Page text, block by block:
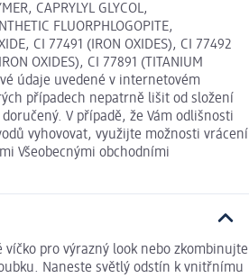
CAPRYLYL GLYCOL,
FLUORPHLOGOPITE,
CI 77491 (IRON OXIDES), CI 77492
OXIDES), CI 77891 (TITANIUM
údaje uvedené v internetovém
případech nepatrně lišit od složení
V případě, že Vám odlišnosti
vyhovovat, využijte možnosti vrácení
Všeobecnými obchodními
víčko pro výrazný look nebo zkombinujte
Naneste světlý odstín k vnitřnímu